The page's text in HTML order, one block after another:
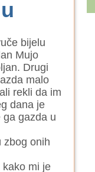
bijelu
Mujo
Drugi
malo
rekli da im
dana je
ga gazda u
zbog onih
kako mi je